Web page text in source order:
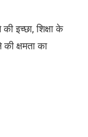
इच्छा, शिक्षा के
क्षमता का